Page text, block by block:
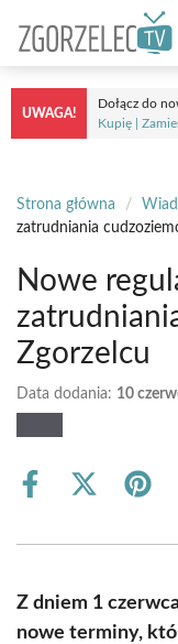
treści
UWAGA!
Dołącz do
Kupię |
Strona główna /
zatrudniania
Nowe
Zgorzelcu
Data dodania: 10
Share
Share
(Twitter)
Z dniem 1
nowe terminy,